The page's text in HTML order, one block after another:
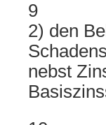
9
2) den
nebst